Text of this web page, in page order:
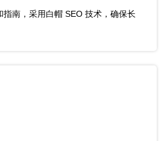
南，采用白帽 SEO 技术，确保长